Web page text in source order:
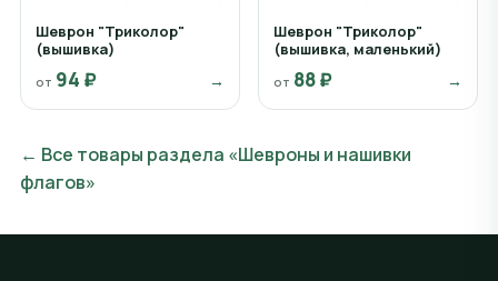
Шеврон "Триколор"
(вышивка)
от 94 ₽ →
Шеврон "Триколор"
(вышивка, маленький)
от 88 ₽ →
← Все товары раздела «Шевроны и нашивки
флагов»